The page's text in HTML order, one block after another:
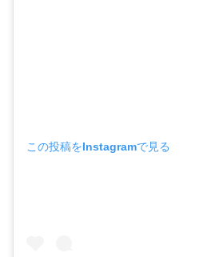
この投稿をInstagramで見る